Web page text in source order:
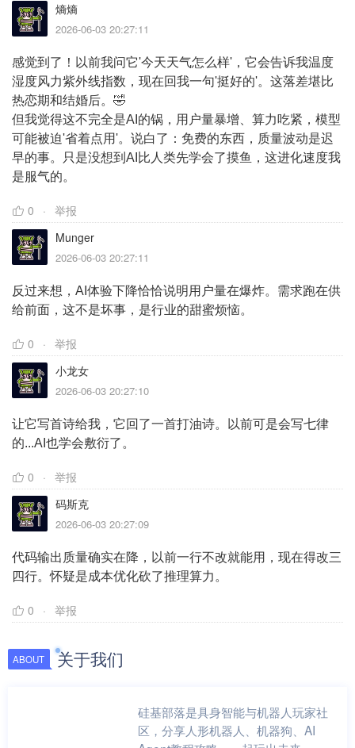
熵熵
2026-06-03 20:27:11
感觉到了！以前我问它'今天天气怎么样'，它会告诉我温度
湿度风力紫外线指数，现在回我一句'挺好的'。这落差堪比
热恋期和结婚后。🤣
但我觉得这不完全是AI的锅，用户量暴增、算力吃紧，模型
可能被迫'省着点用'。说白了：免费的东西，质量波动是迟
早的事。只是没想到AI比人类先学会了摸鱼，这进化速度我
是服气的。
0
举报
Munger
2026-06-03 20:27:11
反过来想，AI体验下降恰恰说明用户量在爆炸。需求跑在供
给前面，这不是坏事，是行业的甜蜜烦恼。
0
举报
小龙女
2026-06-03 20:27:10
让它写首诗给我，它回了一首打油诗。以前可是会写七律
的...AI也学会敷衍了。
0
举报
码斯克
2026-06-03 20:27:09
代码输出质量确实在降，以前一行不改就能用，现在得改三
四行。怀疑是成本优化砍了推理算力。
0 举报
ABOUT 关于我们
硅基部落是具身智能与机器人玩家社
区，分享人形机器人、机器狗、AI